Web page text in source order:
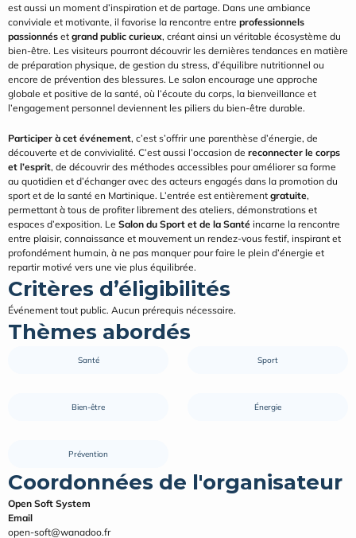
est aussi un moment d’inspiration et de partage. Dans une ambiance
conviviale et motivante, il favorise la rencontre entre professionnels
passionnés et grand public curieux, créant ainsi un véritable écosystème du
bien-être. Les visiteurs pourront découvrir les dernières tendances en matière
de préparation physique, de gestion du stress, d’équilibre nutritionnel ou
encore de prévention des blessures. Le salon encourage une approche
globale et positive de la santé, où l’écoute du corps, la bienveillance et
l’engagement personnel deviennent les piliers du bien-être durable.
Participer à cet événement, c’est s’offrir une parenthèse d’énergie, de
découverte et de convivialité. C’est aussi l’occasion de reconnecter le corps
et l’esprit, de découvrir des méthodes accessibles pour améliorer sa forme
au quotidien et d’échanger avec des acteurs engagés dans la promotion du
sport et de la santé en Martinique. L’entrée est entièrement gratuite,
permettant à tous de profiter librement des ateliers, démonstrations et
espaces d’exposition. Le Salon du Sport et de la Santé incarne la rencontre
entre plaisir, connaissance et mouvement un rendez-vous festif, inspirant et
profondément humain, à ne pas manquer pour faire le plein d’énergie et
repartir motivé vers une vie plus équilibrée.
Critères d’éligibilités
Événement tout public. Aucun prérequis nécessaire.
Thèmes abordés
Santé Sport
Bien-être Énergie
Prévention
Coordonnées de l'organisateur
Open Soft System
Email
open-soft@wanadoo.fr